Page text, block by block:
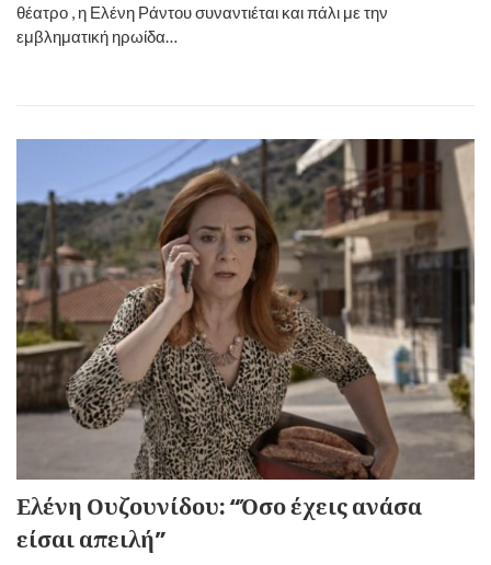
θέατρο , η Ελένη Ράντου συναντιέται και πάλι με την
εμβληματική ηρωίδα…
Ελένη Ουζουνίδου: “Όσο έχεις ανάσα
είσαι απειλή”